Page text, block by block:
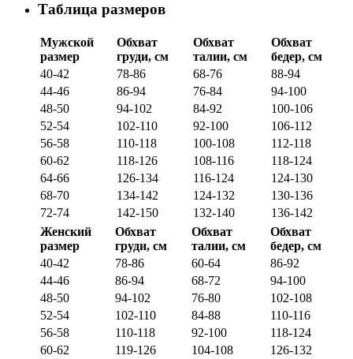
Таблица размеров
Мужской
размер
Обхват
груди, см
Обхват
талии, см
Обхват
бедер, см
40-42
78-86 68-76
88-94
44-46
86-94 76-84
94-100
48-50
94-102 84-92
100-106
52-54
102-110 92-100
106-112
56-58
110-118 100-108
112-118
60-62
118-126 108-116
118-124
64-66
126-134 116-124
124-130
68-70
134-142 124-132
130-136
72-74
142-150 132-140
136-142
Женский
размер
Обхват
груди, см
Обхват
талии, см
Обхват
бедер, см
40-42
78-86 60-64
86-92
44-46
86-94 68-72
94-100
48-50
94-102 76-80
102-108
52-54
102-110 84-88
110-116
56-58
110-118 92-100
118-124
60-62
119-126 104-108
126-132